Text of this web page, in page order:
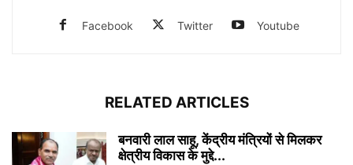
Facebook Twitter Youtube
RELATED ARTICLES
बनवारी लाल साहू, केंद्रीय मंत्रियों से मिलकर
क्षेत्रीय विकास के मुद्दे...